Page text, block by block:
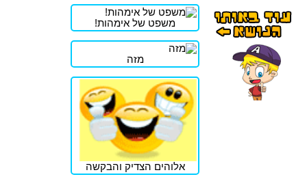
משפט של אימהות!
מזה
אלוהים הצדיק והבקשה